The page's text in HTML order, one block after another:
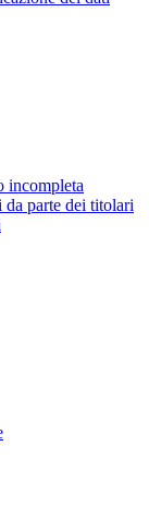
incompleta
parte dei titolari